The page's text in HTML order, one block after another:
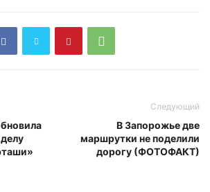
Следующий
В Запорожье две
маршрутки не поделили
дорогу (ФОТОФАКТ)